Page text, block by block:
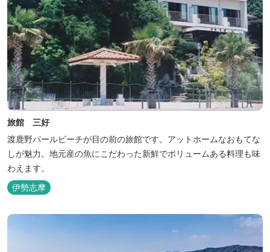
旅館 三好
渡鹿野パールビーチが目の前の旅館です。アットホームなおもてな
しが魅力。地元産の魚にこだわった新鮮でボリュームある料理も味
わえます。
伊勢志摩